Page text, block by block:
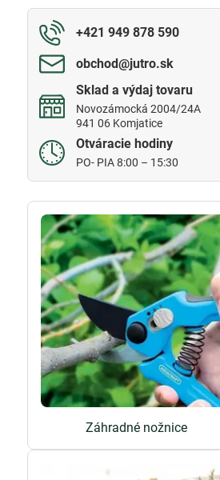
+421 949 878 590
obchod​@jutro​.sk
Sklad a výdaj tovaru
Novozámocká 2004/24A
941 06 Komjatice
Otváracie hodiny
PO- PIA 8:00 – 15:30
Záhradné nožnice